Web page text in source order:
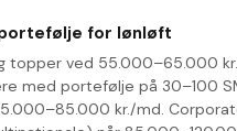
for lønløft
topper ved 55.000–65.000
med portefølje på 30–100
kr./md.